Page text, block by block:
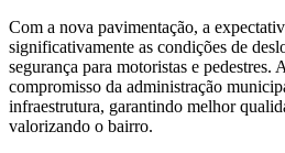
Com a nova pavimentação, a
significativamente as condições de
segurança para motoristas e pedestres.
compromisso da administração
infraestrutura, garantindo melhor
valorizando o bairro.